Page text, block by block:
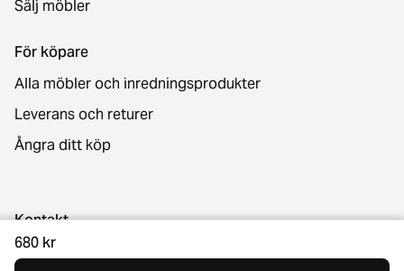
680 kr
Sälj möbler
För köpare
Alla möbler och inredningsprodukter
Leverans och returer
Ångra ditt köp
Kontakt